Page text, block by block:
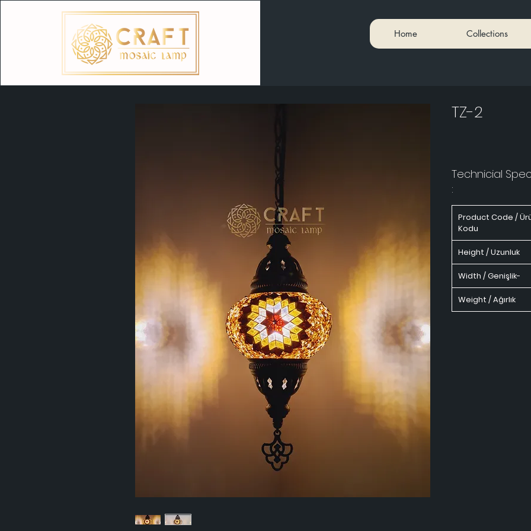
Home Collections
TZ-2
Technicial
:
Product Code /
Kodu
Height / Uzunluk
Width / Genişlik-
Weight / Ağırlık